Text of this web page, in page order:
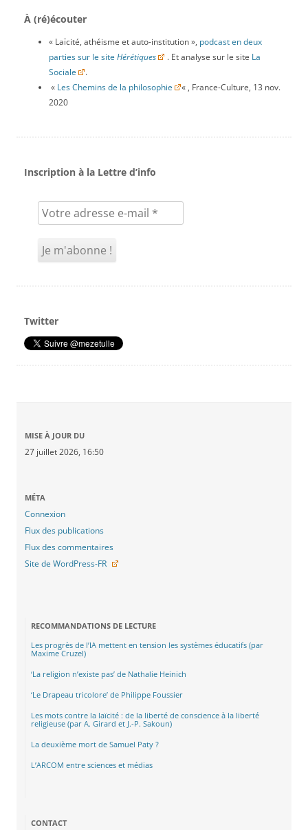
À (ré)écouter
« Laïcité, athéisme et auto-institution », podcast en deux
parties sur le site Hérétiques . Et analyse sur le site La
Sociale
.
« Les Chemins de la philosophie
« , France-Culture, 13 nov.
2020
Inscription à la Lettre d’info
Twitter
MISE À JOUR DU
27 juillet 2026, 16:50
MÉTA
Connexion
Flux des publications
Flux des commentaires
Site de WordPress-FR
RECOMMANDATIONS DE LECTURE
Les progrès de l’IA mettent en tension les systèmes éducatifs (par
Maxime Cruzel)
‘La religion n’existe pas’ de Nathalie Heinich
‘Le Drapeau tricolore’ de Philippe Foussier
Les mots contre la laïcité : de la liberté de conscience à la liberté
religieuse (par A. Girard et J.-P. Sakoun)
La deuxième mort de Samuel Paty ?
L’ARCOM entre sciences et médias
CONTACT